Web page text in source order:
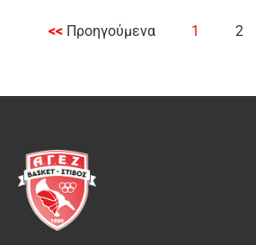
<< Προηγούμενα 1 2